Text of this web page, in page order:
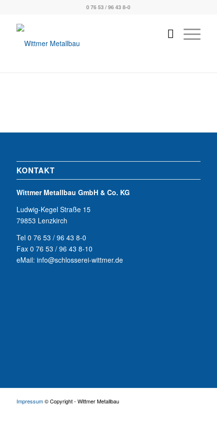
0 76 53 / 96 43 8-0
KONTAKT
Wittmer Metallbau GmbH & Co. KG
Ludwig-Kegel Straße 15
79853 Lenzkirch
Tel 0 76 53 / 96 43 8-0
Fax 0 76 53 / 96 43 8-10
eMail: info@schlosserei-wittmer.de
Impressum© Copyright - Wittmer Metallbau